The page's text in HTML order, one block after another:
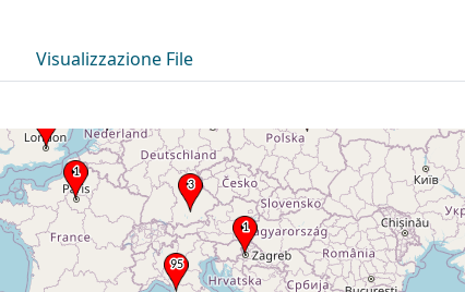
Visualizzazione File